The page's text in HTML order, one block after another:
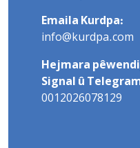
Emaila Kurdpa:
info@kurdpa.com
Hejmara
Signal û
0012026078129